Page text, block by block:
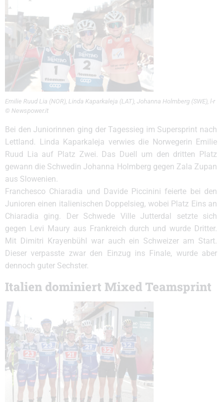
Emilie Ruud Lia (NOR), Linda Kaparkaleja (LAT), Johanna Holmberg (SWE), l-r
© Newspower.it
Bei den Juniorinnen ging der Tagessieg im Supersprint nach
Lettland. Linda Kaparkaleja verwies die Norwegerin Emilie
Ruud Lia auf Platz Zwei. Das Duell um den dritten Platz
gewann die Schwedin Johanna Holmberg gegen Zala Zupan
aus Slowenien.
Franchesco Chiaradia und Davide Piccinini feierte bei den
Junioren einen italienischen Doppelsieg, wobei Platz Eins an
Chiaradia ging. Der Schwede Ville Jutterdal setzte sich
gegen Levi Maury aus Frankreich durch und wurde Dritter.
Mit Dimitri Krayenbühl war auch ein Schweizer am Start.
Dieser verpasste zwar den Einzug ins Finale, wurde aber
dennoch guter Sechster.
Italien dominiert Mixed Teamsprint